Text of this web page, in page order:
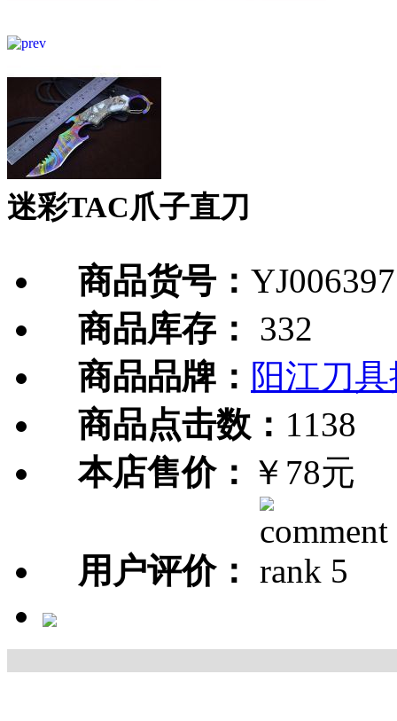
迷彩TAC爪子直刀
商品货号： YJ006397
商品库存：
332
商品品牌： 阳江刀
商品点击数： 1138
本店售价： ￥78元
用户评价：